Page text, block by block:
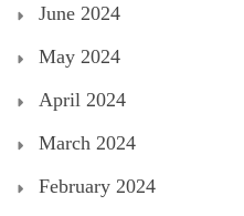
June 2024
May 2024
April 2024
March 2024
February 2024